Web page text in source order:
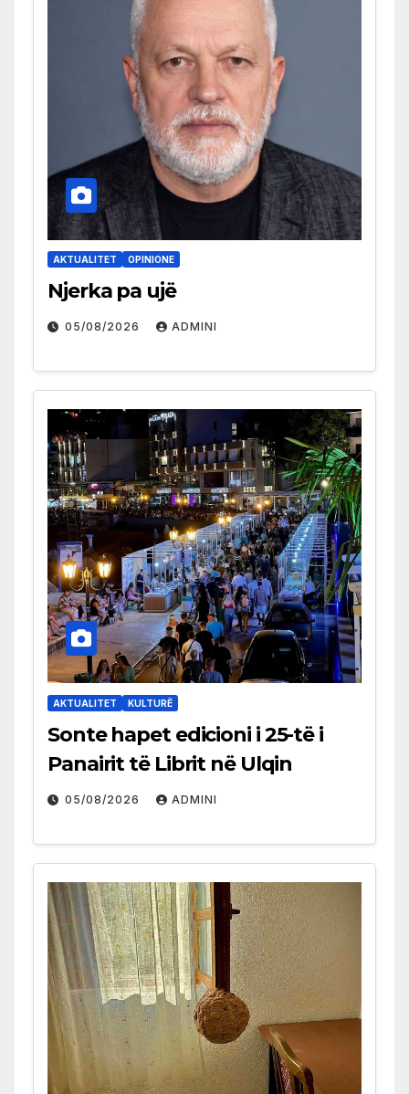
AKTUALITET OPINIONE
Njerka pa ujë
05/08/2026 ADMINI
AKTUALITET KULTURË
Sonte hapet edicioni i 25-të i
Panairit të Librit në Ulqin
05/08/2026 ADMINI